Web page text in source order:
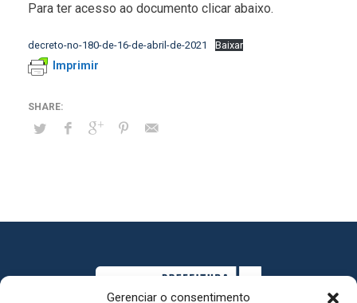
Gerenciar o consentimento
Para ter acesso ao documento clicar abaixo.
decreto-no-180-de-16-de-abril-de-2021 Baixar
Imprimir